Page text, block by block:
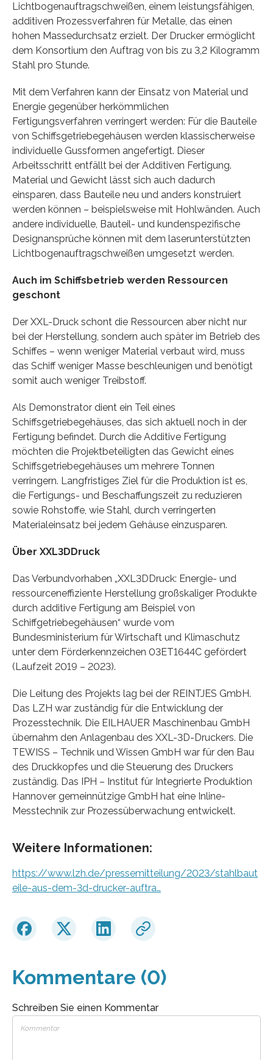
Lichtbogenauftragschweißen, einem leistungsfähigen,
additiven Prozessverfahren für Metalle, das einen
hohen Massedurchsatz erzielt. Der Drucker ermöglicht
dem Konsortium den Auftrag von bis zu 3,2 Kilogramm
Stahl pro Stunde.
Mit dem Verfahren kann der Einsatz von Material und
Energie gegenüber herkömmlichen
Fertigungsverfahren verringert werden: Für die Bauteile
von Schiffsgetriebegehäusen werden klassischerweise
individuelle Gussformen angefertigt. Dieser
Arbeitsschritt entfällt bei der Additiven Fertigung.
Material und Gewicht lässt sich auch dadurch
einsparen, dass Bauteile neu und anders konstruiert
werden können – beispielsweise mit Hohlwänden. Auch
andere individuelle, Bauteil- und kundenspezifische
Designansprüche können mit dem laserunterstützten
Lichtbogenauftragschweißen umgesetzt werden.
Auch im Schiffsbetrieb werden Ressourcen
geschont
Der XXL-Druck schont die Ressourcen aber nicht nur
bei der Herstellung, sondern auch später im Betrieb des
Schiffes – wenn weniger Material verbaut wird, muss
das Schiff weniger Masse beschleunigen und benötigt
somit auch weniger Treibstoff.
Als Demonstrator dient ein Teil eines
Schiffsgetriebegehäuses, das sich aktuell noch in der
Fertigung befindet. Durch die Additive Fertigung
möchten die Projektbeteiligten das Gewicht eines
Schiffsgetriebegehäuses um mehrere Tonnen
verringern. Langfristiges Ziel für die Produktion ist es,
die Fertigungs- und Beschaffungszeit zu reduzieren
sowie Rohstoffe, wie Stahl, durch verringerten
Materialeinsatz bei jedem Gehäuse einzusparen.
Über XXL3DDruck
Das Verbundvorhaben „XXL3DDruck: Energie- und
ressourceneffiziente Herstellung großskaliger Produkte
durch additive Fertigung am Beispiel von
Schiffgetriebegehäusen“ wurde vom
Bundesministerium für Wirtschaft und Klimaschutz
unter dem Förderkennzeichen 03ET1644C gefördert
(Laufzeit 2019 – 2023).
Die Leitung des Projekts lag bei der REINTJES GmbH.
Das LZH war zuständig für die Entwicklung der
Prozesstechnik. Die EILHAUER Maschinenbau GmbH
übernahm den Anlagenbau des XXL-3D-Druckers. Die
TEWISS – Technik und Wissen GmbH war für den Bau
des Druckkopfes und die Steuerung des Druckers
zuständig. Das IPH – Institut für Integrierte Produktion
Hannover gemeinnützige GmbH hat eine Inline-
Messtechnik zur Prozessüberwachung entwickelt.
Weitere Informationen:
https://www.lzh.de/pressemitteilung/2023/stahlbaut
eile-aus-dem-3d-drucker-auftra…
Kommentare (0)
Schreiben Sie einen Kommentar